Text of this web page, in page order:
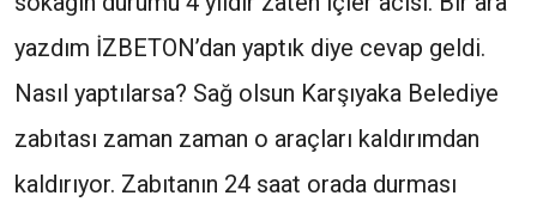
yazdım İZBETON’dan yaptık diye cevap geldi.
Nasıl yaptılarsa? Sağ olsun Karşıyaka Belediye
zabıtası zaman zaman o araçları kaldırımdan
kaldırıyor. Zabıtanın 24 saat orada durması